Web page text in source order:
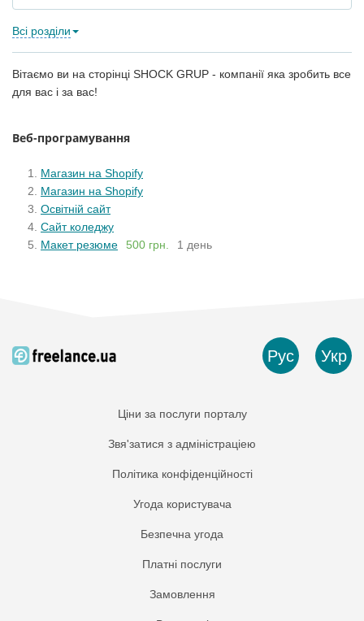
Всі розділи
Вітаємо ви на сторінці SHOCK GRUP - компанії яка зробить все
для вас і за вас!
Веб-програмування
Магазин на Shopify
Магазин на Shopify
Освітній сайт
Сайт коледжу
Макет резюме
500 грн. 1 день
Рус Укр
Ціни за послуги порталу
Звя'затися з адміністраціею
Політика конфіденційності
Угода користувача
Безпечна угода
Платнi послуги
Замовлення